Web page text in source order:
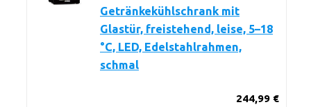
Getränkekühlschrank mit
Glastür, freistehend, leise, 5–18
°C, LED, Edelstahlrahmen,
schmal
244,99 €